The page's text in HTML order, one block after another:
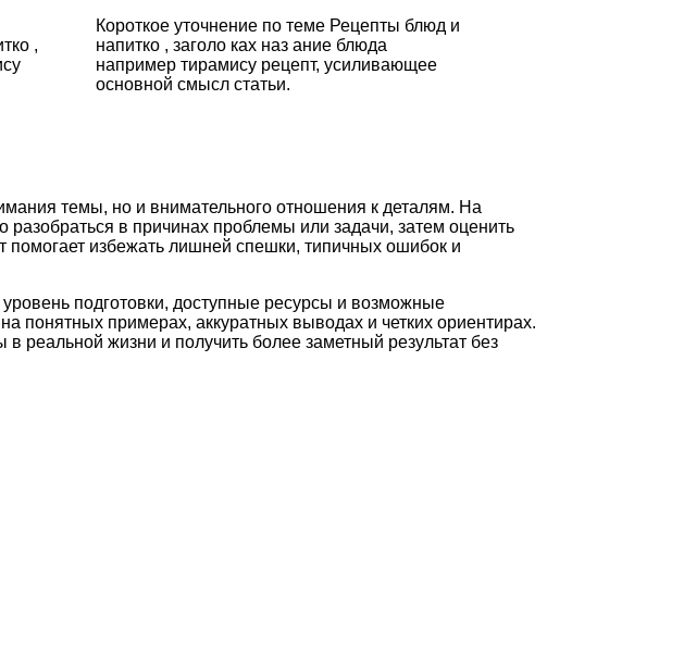
,
Короткое уточнение по теме Рецепты блюд и
напитко , заголо ках наз ание блюда
например тирамису рецепт, усиливающее
основной смысл статьи.
темы, но и внимательного отношения к деталям. На
в причинах проблемы или задачи, затем оценить
помогает избежать лишней спешки, типичных ошибок и
подготовки, доступные ресурсы и возможные
понятных примерах, аккуратных выводах и четких ориентирах.
реальной жизни и получить более заметный результат без